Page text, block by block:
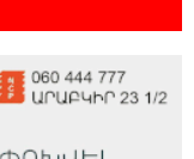
ուժ թոռնիկներս